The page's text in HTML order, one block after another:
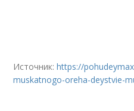
Источник:https://
muskatnogo-oreha-deystvie-